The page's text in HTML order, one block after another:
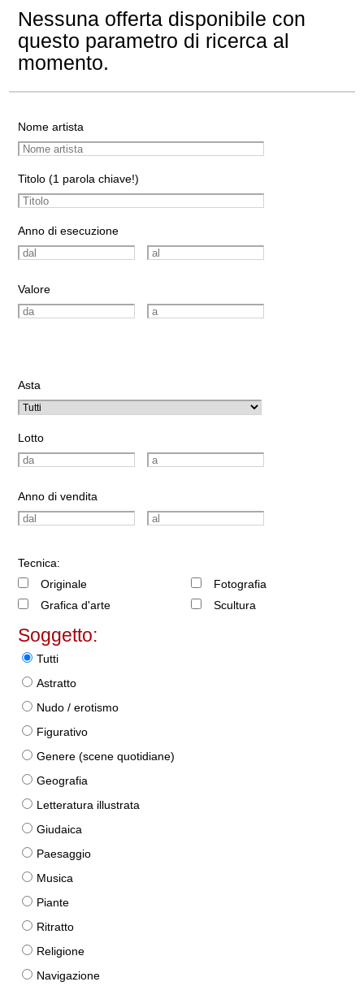
Nessuna offerta disponibile con
questo parametro di ricerca al
momento.
Nome artista
Titolo (1 parola chiave!)
Anno di esecuzione
Valore
Asta
Lotto
Anno di vendita
Tecnica:
Originale
Grafica d'arte
Fotografia
Scultura
Soggetto:
Tutti
Astratto
Nudo / erotismo
Figurativo
Genere (scene quotidiane)
Geografia
Letteratura illustrata
Giudaica
Paesaggio
Musica
Piante
Ritratto
Religione
Navigazione